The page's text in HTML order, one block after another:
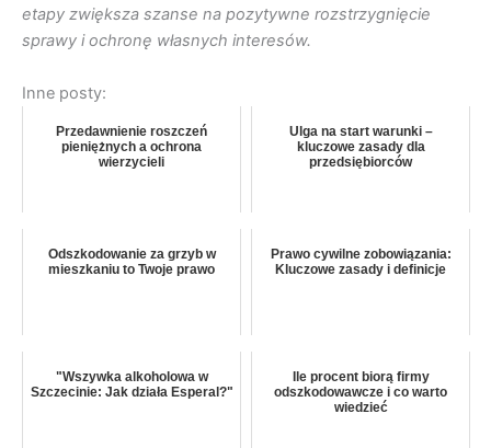
etapy zwiększa szanse na pozytywne rozstrzygnięcie
sprawy i ochronę własnych interesów.
Inne posty:
Przedawnienie roszczeń
pieniężnych a ochrona
wierzycieli
Ulga na start warunki –
kluczowe zasady dla
przedsiębiorców
Odszkodowanie za grzyb w
mieszkaniu to Twoje prawo
Prawo cywilne zobowiązania:
Kluczowe zasady i definicje
"Wszywka alkoholowa w
Szczecinie: Jak działa Esperal?"
Ile procent biorą firmy
odszkodowawcze i co warto
wiedzieć